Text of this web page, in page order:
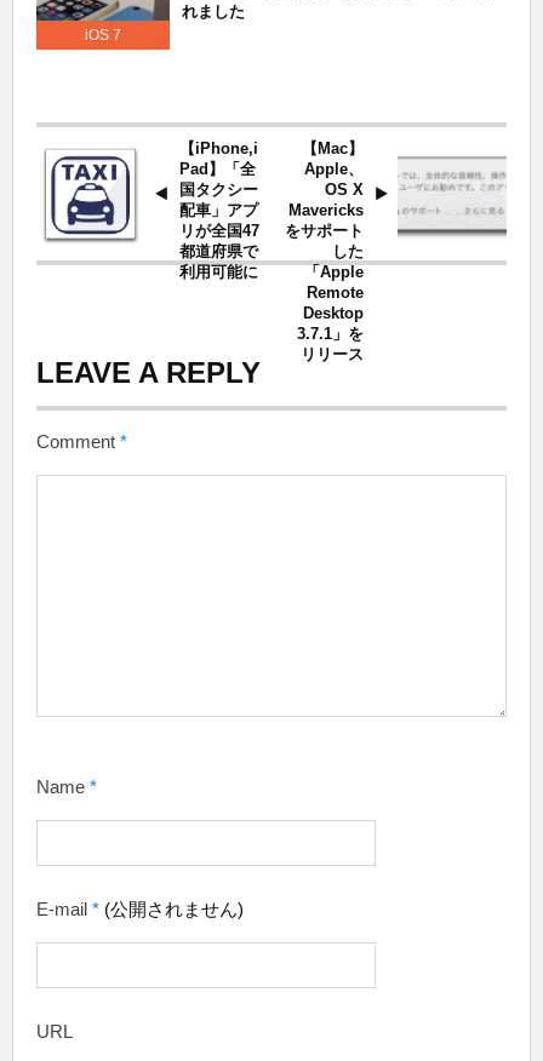
iOS 7
れました
【iPhone,i
Pad】「全
国タクシー
配車」アプ
リが全国47
都道府県で
利用可能に
【Mac】
Apple、
OS X
Mavericks
をサポート
した
「Apple
Remote
Desktop
3.7.1」を
リリース
LEAVE A REPLY
Comment *
Name *
E-mail * (公開されません)
URL